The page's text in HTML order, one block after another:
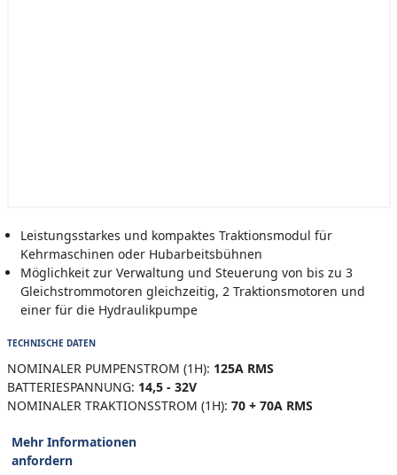
Leistungsstarkes und kompaktes Traktionsmodul für
Kehrmaschinen oder Hubarbeitsbühnen
Möglichkeit zur Verwaltung und Steuerung von bis zu 3
Gleichstrommotoren gleichzeitig, 2 Traktionsmotoren und
einer für die Hydraulikpumpe
TECHNISCHE DATEN
NOMINALER PUMPENSTROM (1H): 125A RMS
BATTERIESPANNUNG: 14,5 - 32V
NOMINALER TRAKTIONSSTROM (1H): 70 + 70A RMS
Mehr Informationen
anfordern